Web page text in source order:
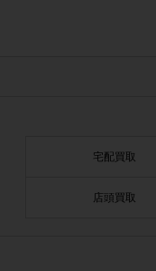
宅配買取
店頭買取